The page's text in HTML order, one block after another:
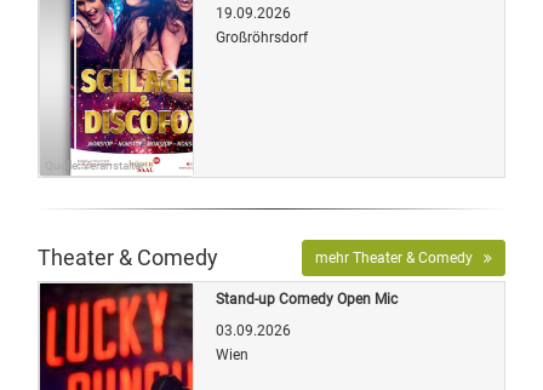
Quelle: Veranstalter
19.09.2026
Großröhrsdorf
Theater & Comedy mehr Theater & Comedy
Stand-up Comedy Open Mic
03.09.2026
Wien